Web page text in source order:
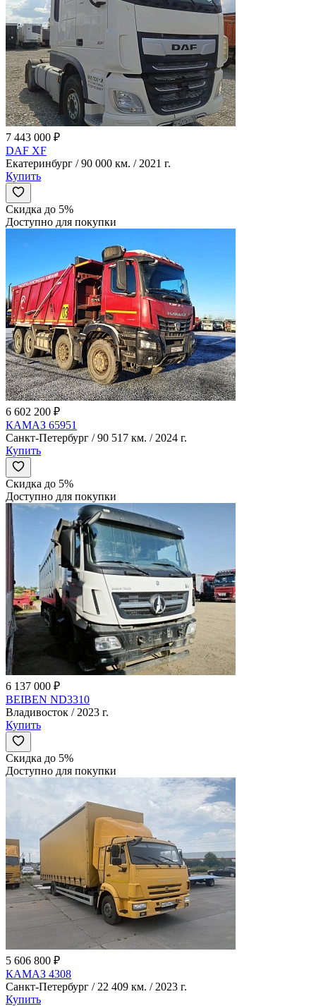
7 443 000 ₽
DAF XF
Екатеринбург / 90 000 км. / 2021 г.
Купить
Скидка до 5%
Доступно для покупки
6 602 200 ₽
КАМАЗ 65951
Санкт-Петербург / 90 517 км. / 2024 г.
Купить
Скидка до 5%
Доступно для покупки
6 137 000 ₽
BEIBEN ND3310
Владивосток / 2023 г.
Купить
Скидка до 5%
Доступно для покупки
5 606 800 ₽
КАМАЗ 4308
Санкт-Петербург / 22 409 км. / 2023 г.
Купить